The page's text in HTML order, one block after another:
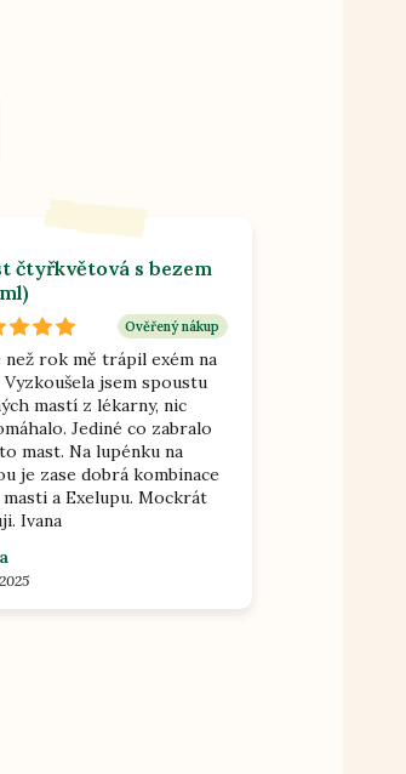
čtyřkvětová s bezem
Ověřený nákup
než rok mě trápil exém na
Vyzkoušela jsem spoustu
mastí z lékarny, nic
Jediné co zabralo
mast. Na lupénku na
je zase dobrá kombinace
a Exelupu. Mockrát
Ivana